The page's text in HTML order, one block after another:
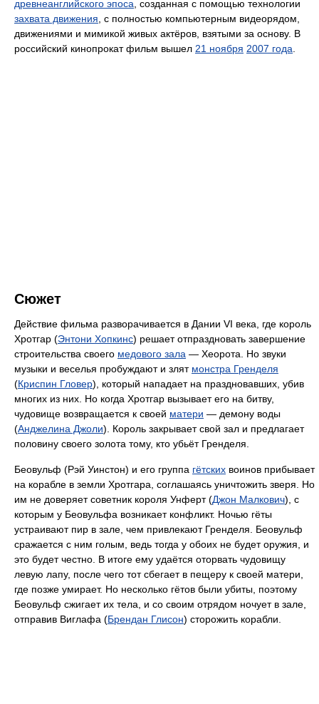
древнеанглийского эпоса , созданная с помощью технологии
захвата движения , с полностью компьютерным видеорядом,
движениями и мимикой живых актёров, взятыми за основу. В
российский кинопрокат фильм вышел 21 ноября 2007 года
Сюжет
Действие фильма разворачивается в Дании VI века, где король
Хротгар (Энтони Хопкинс) решает отпраздновать завершение
строительства своего медового зала — Хеорота. Но звуки
музыки и веселья пробуждают и злят монстра Гренделя
(Криспин Гловер), который нападает на праздновавших, убив
многих из них. Но когда Хротгар вызывает его на битву,
чудовище возвращается к своей матери — демону воды
(Анджелина Джоли). Король закрывает свой зал и предлагает
половину своего золота тому, кто убьёт Гренделя.
Беовульф (Рэй Уинстон) и его группа гётских воинов прибывает
на корабле в земли Хротгара, соглашаясь уничтожить зверя. Но
им не доверяет советник короля Унферт (Джон Малкович), с
которым у Беовульфа возникает конфликт. Ночью гёты
устраивают пир в зале, чем привлекают Гренделя. Беовульф
сражается с ним голым, ведь тогда у обоих не будет оружия, и
это будет честно. В итоге ему удаётся оторвать чудовищу
левую лапу, после чего тот сбегает в пещеру к своей матери,
где позже умирает. Но несколько гётов были убиты, поэтому
Беовульф сжигает их тела, и со своим отрядом ночует в зале,
отправив Виглафа (Брендан Глисон) сторожить корабли.